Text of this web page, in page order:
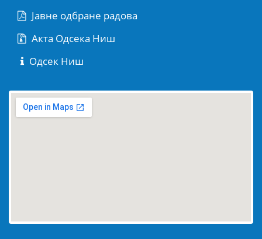
Јaвне одбране радова
Акта Одсека Ниш
Одсек Ниш